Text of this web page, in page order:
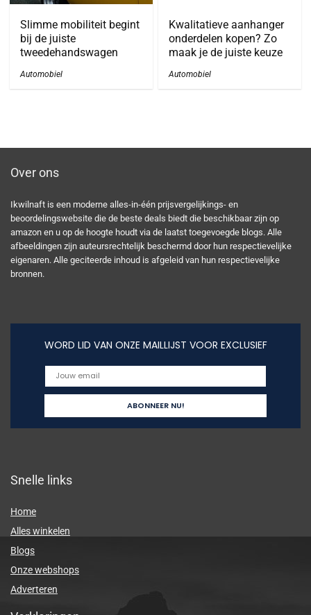
Slimme mobiliteit begint
bij de juiste
tweedehandswagen
Automobiel
Kwalitatieve aanhanger
onderdelen kopen? Zo
maak je de juiste keuze
Automobiel
Over ons
Ikwilnaft is een moderne alles-in-één prijsvergelijkings- en
beoordelingswebsite die de beste deals biedt die beschikbaar zijn op
amazon en u op de hoogte houdt via de laatst toegevoegde blogs. Alle
afbeeldingen zijn auteursrechtelijk beschermd door hun respectievelijke
eigenaren. Alle geciteerde inhoud is afgeleid van hun respectievelijke
bronnen.
WORD LID VAN ONZE MAILLIJST VOOR EXCLUSIEF
Snelle links
Home
Alles winkelen
Blogs
Onze webshops
Adverteren